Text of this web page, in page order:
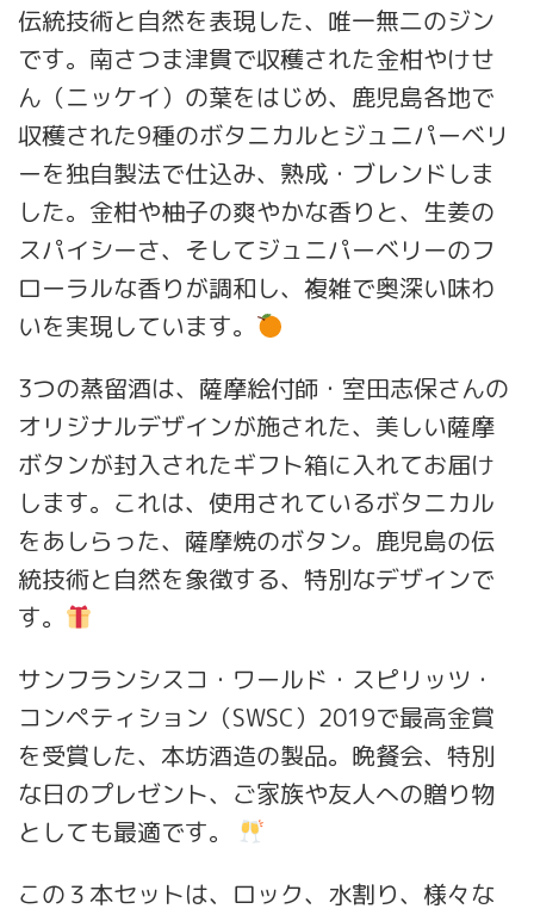
伝統技術と自然を表現した、唯一無二のジン
です。南さつま津貫で収穫された金柑やけせ
ん（ニッケイ）の葉をはじめ、鹿児島各地で
収穫された9種のボタニカルとジュニパーベリ
ーを独自製法で仕込み、熟成・ブレンドしま
した。金柑や柚子の爽やかな香りと、生姜の
スパイシーさ、そしてジュニパーベリーのフ
ローラルな香りが調和し、複雑で奥深い味わ
いを実現しています。
3つの蒸留酒は、薩摩絵付師・室田志保さんの
オリジナルデザインが施された、美しい薩摩
ボタンが封入されたギフト箱に入れてお届け
します。これは、使用されているボタニカル
をあしらった、薩摩焼のボタン。鹿児島の伝
統技術と自然を象徴する、特別なデザインで
す。
サンフランシスコ・ワールド・スピリッツ・
コンペティション（SWSC）2019で最高金賞
を受賞した、本坊酒造の製品。晩餐会、特別
な日のプレゼント、ご家族や友人への贈り物
としても最適です。
この３本セットは、ロック、水割り、様々な